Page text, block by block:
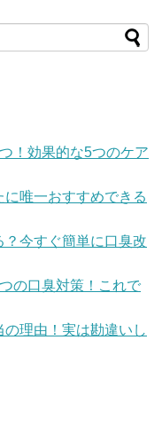
！効果的な5つのケア
唯一おすすめできる
今すぐ簡単に口臭改
の口臭対策！これで
理由！実は勘違いし